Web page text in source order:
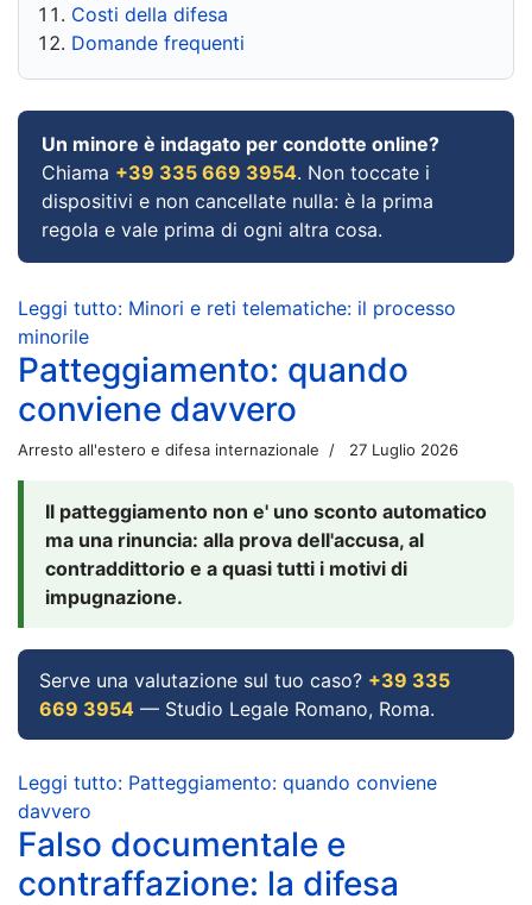
Costi della difesa
Domande frequenti
Un minore è indagato per condotte online?
Chiama +39 335 669 3954. Non toccate i
dispositivi e non cancellate nulla: è la prima
regola e vale prima di ogni altra cosa.
Leggi tutto: Minori e reti telematiche: il processo
minorile
Patteggiamento: quando
conviene davvero
Arresto all'estero e difesa internazionale 27 Luglio 2026
Il patteggiamento non e' uno sconto automatico
ma una rinuncia: alla prova dell'accusa, al
contraddittorio e a quasi tutti i motivi di
impugnazione.
Serve una valutazione sul tuo caso? +39 335
669 3954 — Studio Legale Romano, Roma.
Leggi tutto: Patteggiamento: quando conviene
davvero
Falso documentale e
contraffazione: la difesa